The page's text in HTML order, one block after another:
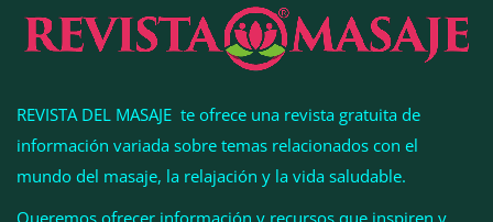
humedad prolongada, claves para prevenir una de
las infecciones más frecuentes
REVISTA DEL MASAJE te ofrece una revista gratuita de
información variada sobre temas relacionados con el
mundo del masaje, la relajación y la vida saludable.